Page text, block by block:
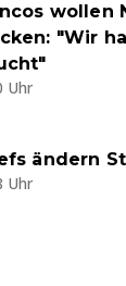
wollen
"Wir
Uhr
ändern
Uhr